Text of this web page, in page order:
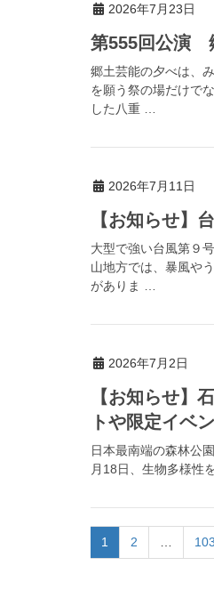
2026年7月23日
第555回公演
郷土芸能の夕べは、
を願う祭の場だけで
した八重 …
2026年7月11日
【お知らせ】
大型で強い台風第９
山地方では、暴風や
がありま …
2026年7月2日
【お知らせ】
トや限定イベ
日本最南端の森林公
月18日、生物多様性
1 2 103